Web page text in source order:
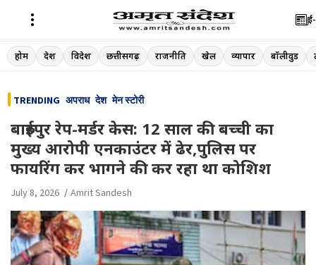
Skip
to
होम देश विदेश छत्तीसगढ़ राजनीति खेल व्यापार बॉलीवुड
TRENDING अपराध देश मेन स्टोरी
बारुईपुर रेप-मर्डर केस: 12 साल की बच्ची का
मुख्य आरोपी एनकाउंटर में ढेर,पुलिस पर
फायरिंग कर भागने की कर रहा था कोशिश
July 8, 2026 Amrit Sandesh